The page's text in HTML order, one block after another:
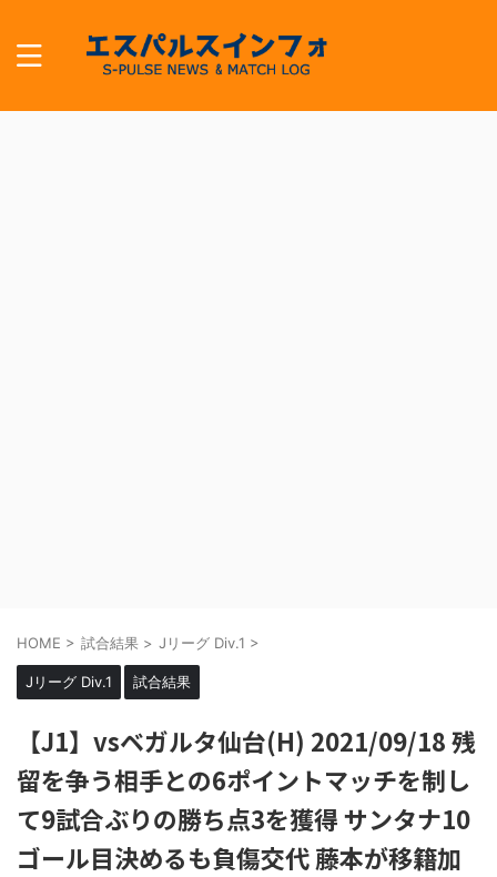
HOME > 試合結果 > Jリーグ Div.1 >
Jリーグ Div.1 試合結果
【J1】vsベガルタ仙台(H) 2021/09/18 残
留を争う相手との6ポイントマッチを制し
て9試合ぶりの勝ち点3を獲得 サンタナ10
ゴール目決めるも負傷交代 藤本が移籍加